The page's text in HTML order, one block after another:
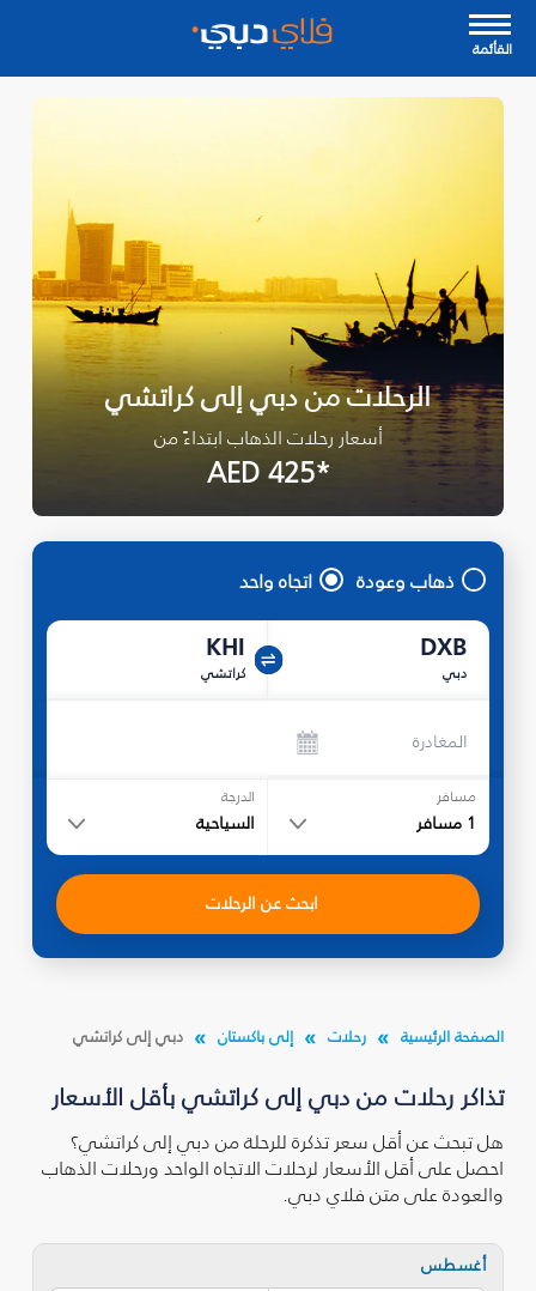
القأئمة
الرحلات من دبي إلى كراتشي
أسعار رحلات الذهاب ابتداءً من
*AED 425
ذهاب وعودة اتجاه واحد
DXB
دبي
KHI
كراتشي
المغادرة
مسافر
1 مسافر
الدرجة
السياحية
ابحث عن الرحلات
الصفحة الرئيسية رحلات إلى باكستان دبي إلى كراتشي
تذاكر رحلات من دبي إلى كراتشي بأقل الأسعار
هل تبحث عن أقل سعر تذكرة للرحلة من دبي إلى كراتشي؟
احصل على أقل الأسعار لرحلات الاتجاه الواحد ورحلات الذهاب
والعودة على متن فلاي دبي.
أغسطس